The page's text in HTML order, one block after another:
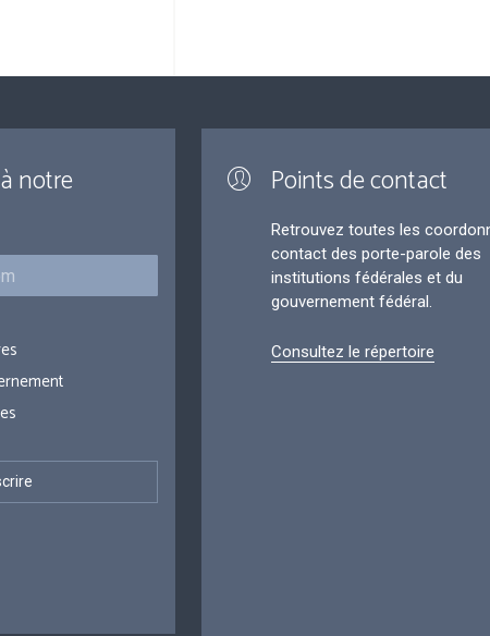
notre
Points de contact
Retrouvez toutes les
contact des porte-parole des
institutions fédérales et du
gouvernement fédéral.
Consultez le répertoire